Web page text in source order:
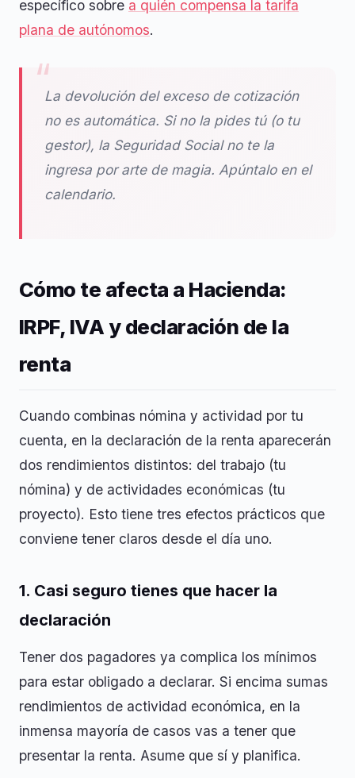
específico sobre a quién compensa la tarifa
plana de autónomos.
La devolución del exceso de cotización
no es automática. Si no la pides tú (o tu
gestor), la Seguridad Social no te la
ingresa por arte de magia. Apúntalo en el
calendario.
Cómo te afecta a Hacienda:
IRPF, IVA y declaración de la
renta
Cuando combinas nómina y actividad por tu
cuenta, en la declaración de la renta aparecerán
dos rendimientos distintos: del trabajo (tu
nómina) y de actividades económicas (tu
proyecto). Esto tiene tres efectos prácticos que
conviene tener claros desde el día uno.
1. Casi seguro tienes que hacer la
declaración
Tener dos pagadores ya complica los mínimos
para estar obligado a declarar. Si encima sumas
rendimientos de actividad económica, en la
inmensa mayoría de casos vas a tener que
presentar la renta. Asume que sí y planifica.